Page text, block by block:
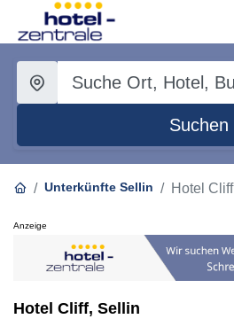
Suchen
Unterkünfte Sellin Hotel Cliff
Anzeige
Hotel Cliff, Sellin